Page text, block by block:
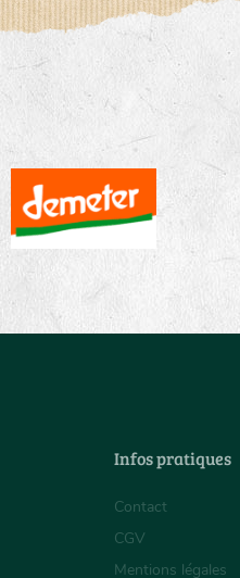
Infos pratiques
Contact
CGV
Mentions légales